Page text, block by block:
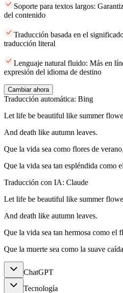
Soporte para textos largos:
del contenido
Traducción basada en el
traducción literal
Lenguaje natural fluido: Más en
expresión del idioma de destino
Cambiar ahora
Traducción automática: Bing
Let life be beautiful like summer
And death like autumn leaves.
Que la vida sea como flores de
Que la vida sea tan espléndida como
Traducción con IA: Claude
Let life be beautiful like summer
And death like autumn leaves.
Que la vida sea tan hermosa como el
Que la muerte sea como la suave
ChatGPT
Tecnología